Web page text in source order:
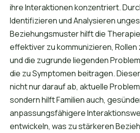
ihre Interaktionen konzentriert.
Identifizieren und Analysieren
Beziehungsmuster hilft die Therapie
effektiver zu kommunizieren, Rollen
und die zugrunde liegenden
die zu Symptomen beitragen.
nicht nur darauf ab, aktuelle
sondern hilft Familien auch,
anpassungsfähigere
entwickeln, was zu stärkeren